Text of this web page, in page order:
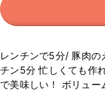
レンチンで5分/ 豚肉の
チン5分 忙しくても作
で美味しい！ ボリュー